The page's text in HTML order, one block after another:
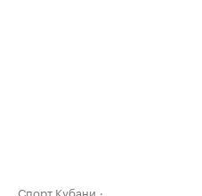
Спорт Кубани